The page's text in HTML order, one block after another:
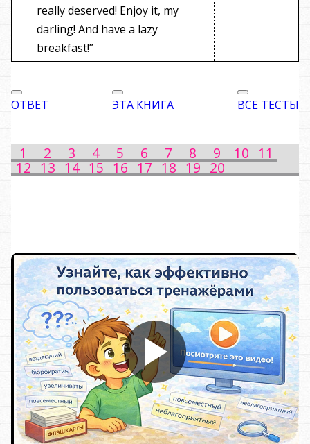
really deserved! Enjoy it, my
darling! And have a lazy
breakfast!”
ОТВЕТ ЭТА КНИГА ВСЕ ТЕСТЫ
1 2 3 4 5 6 7 8 9 10 11
12 13 14 15 16 17 18 19 20